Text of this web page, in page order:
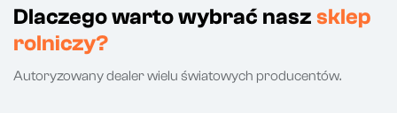
Dlaczego warto wybrać nasz sklep
rolniczy?
Autoryzowany dealer wielu światowych producentów.